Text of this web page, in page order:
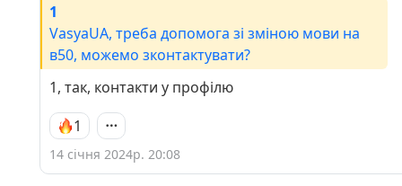
1
VasyaUA, треба допомога зі зміною мови на
в50, можемо зконтактувати?
1, так, контакти у профілю
1
14 січня 2024р. 20:08